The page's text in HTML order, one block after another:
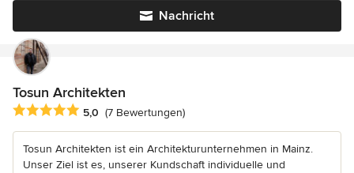
Nachricht
Tosun Architekten
Durchschnittliche Bewertung: 5 von 5 Sternen
5,0 (7 Bewertungen)
Tosun Architekten ist ein Architekturunternehmen in Mainz.
Unser Ziel ist es, unserer Kundschaft individuelle und